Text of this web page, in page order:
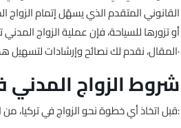
القانوني المتقدم الذي يسهّل إتمام الزواج
أو تزورها للسياحة، فإن عملية الزواج
المقال، نقدم لك نصائح وإرشادات لتسهيل هذه العملية وتوضيح ما يجب عليك معرفته·
1· شروط الزواج
قبل اتخاذ أي خطوة نحو الزواج في تركيا، من الضروري معرفة الشروط القانونية التي يجب توافرها: